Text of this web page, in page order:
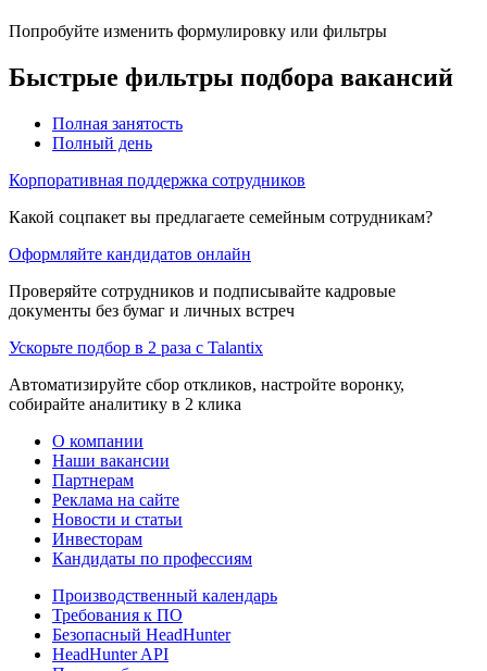
Попробуйте изменить формулировку или фильтры
Быстрые фильтры подбора вакансий
Полная занятость
Полный день
Корпоративная поддержка сотрудников
Какой соцпакет вы предлагаете семейным сотрудникам?
Оформляйте кандидатов онлайн
Проверяйте сотрудников и подписывайте кадровые
документы без бумаг и личных встреч
Ускорьте подбор в 2 раза с Talantix
Автоматизируйте сбор откликов, настройте воронку,
собирайте аналитику в 2 клика
О компании
Наши вакансии
Партнерам
Реклама на сайте
Новости и статьи
Инвесторам
Кандидаты по профессиям
Производственный календарь
Требования к ПО
Безопасный HeadHunter
HeadHunter API